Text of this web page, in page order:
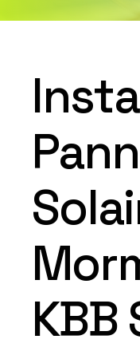
KBB